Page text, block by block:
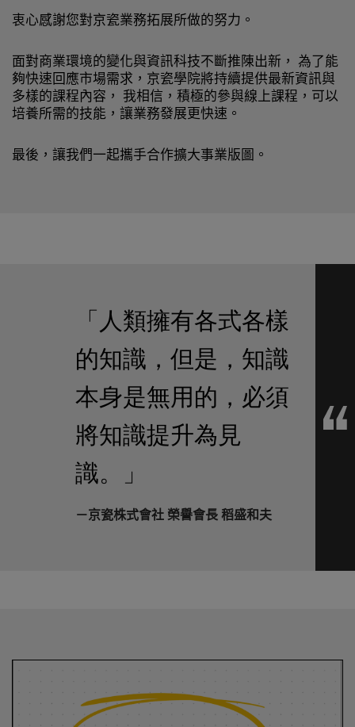
衷心感謝您對京瓷業務拓展所做的努力。
面對商業環境的變化與資訊科技不斷推陳出新， 為了能
夠快速回應市場需求，京瓷學院將持續提供最新資訊與
多樣的課程內容， 我相信，積極的參與線上課程，可以
培養所需的技能，讓業務發展更快速。
最後，讓我們一起攜手合作擴大事業版圖。
「人類擁有各式各樣
的知識，但是，知識
本身是無用的，必須
將知識提升為見
識。」
－京瓷株式會社 榮譽會長 稻盛和夫